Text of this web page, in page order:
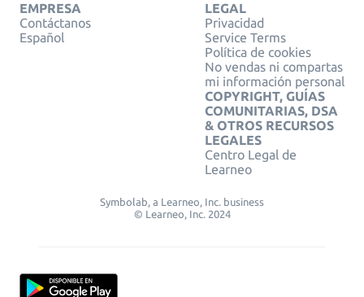
EMPRESA
Contáctanos
Español
LEGAL
Privacidad
Service Terms
Política de cookies
No vendas ni compartas
mi información personal
COPYRIGHT, GUÍAS
COMUNITARIAS, DSA
& OTROS RECURSOS
LEGALES
Centro Legal de
Learneo
Symbolab, a Learneo, Inc. business
© Learneo, Inc. 2024